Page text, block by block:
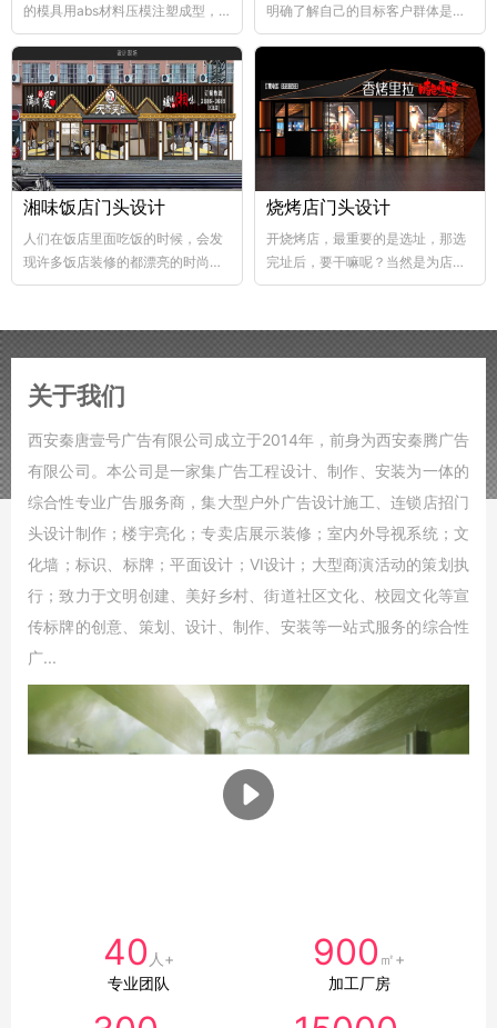
的模具用abs材料压模注塑成型，
abs韧性好、不易破碎...
明确了解自己的目标客户群体是哪
个层次，这样...
湘味饭店门头设计
人们在饭店里面吃饭的时候，会发
现许多饭店装修的都漂亮的时尚，
好的饭店装修，也能够...
烧烤店门头设计
开烧烤店，最重要的是选址，那选
完址后，要干嘛呢？当然是为店铺
装修了，要知道烧烤店的装修...
关于我们
西安秦唐壹号广告有限公司成立于2014年，前身为西安秦腾广告
有限公司。本公司是一家集广告工程设计、制作、安装为一体的
综合性专业广告服务商，集大型户外广告设计施工、连锁店招门
头设计制作；楼宇亮化；专卖店展示装修；室内外导视系统；文
化墙；标识、标牌；平面设计；VI设计；大型商演活动的策划执
行；致力于文明创建、美好乡村、街道社区文化、校园文化等宣
传标牌的创意、策划、设计、制作、安装等一站式服务的综合性
广...
40 人+
专业团队
900 ㎡+
加工厂房